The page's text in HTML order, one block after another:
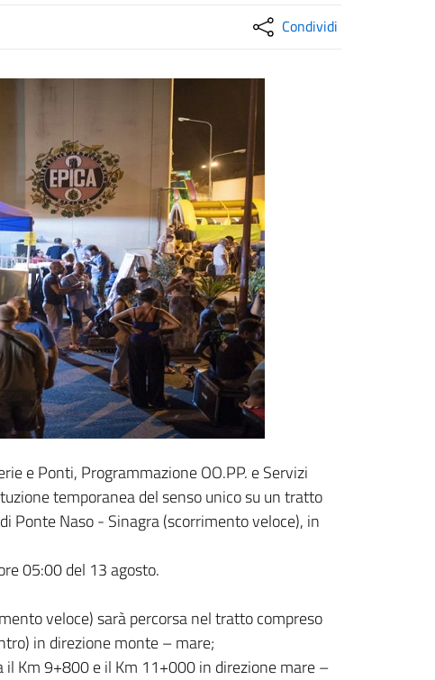
Condividi
e Ponti, Programmazione OO.PP. e Servizi
temporanea del senso unico su un tratto
Ponte Naso - Sinagra (scorrimento veloce), in
05:00 del 13 agosto.
veloce) sarà percorsa nel tratto compreso
in direzione monte – mare;
Km 9+800 e il Km 11+000 in direzione mare –